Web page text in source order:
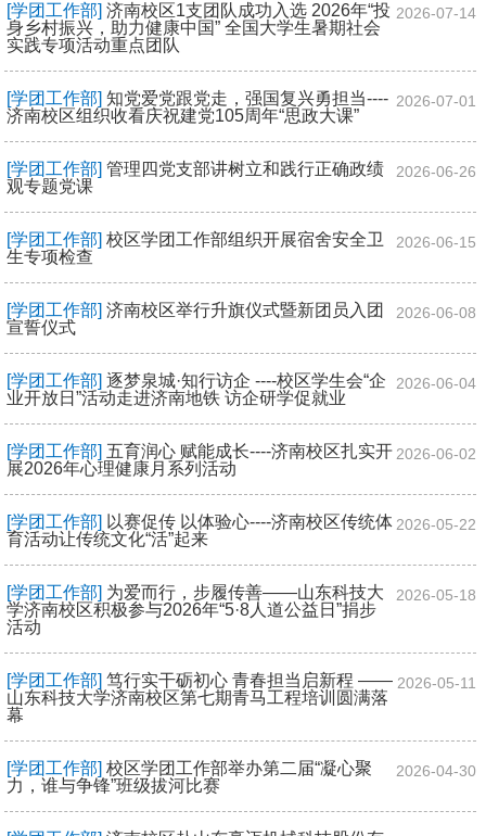
[学团工作部]济南校区1支团队成功入选 2026年“投
身乡村振兴，助力健康中国” 全国大学生暑期社会
实践专项活动重点团队
2026-07-14
[学团工作部]知党爱党跟党走，强国复兴勇担当----
济南校区组织收看庆祝建党105周年“思政大课”
2026-07-01
[学团工作部]管理四党支部讲树立和践行正确政绩
观专题党课
2026-06-26
[学团工作部]校区学团工作部组织开展宿舍安全卫
生专项检查
2026-06-15
[学团工作部]济南校区举行升旗仪式暨新团员入团
宣誓仪式
2026-06-08
[学团工作部]逐梦泉城·知行访企 ----校区学生会“企
业开放日”活动走进济南地铁 访企研学促就业
2026-06-04
[学团工作部] 五育润心 赋能成长----济南校区扎实开
展2026年心理健康月系列活动
2026-06-02
[学团工作部] 以赛促传 以体验心----济南校区传统体
育活动让传统文化“活”起来
2026-05-22
[学团工作部] 为爱而行，步履传善——山东科技大
学济南校区积极参与2026年“5·8人道公益日”捐步
活动
2026-05-18
[学团工作部]笃行实干砺初心 青春担当启新程 ——
山东科技大学济南校区第七期青马工程培训圆满落
幕
2026-05-11
[学团工作部]校区学团工作部举办第二届“凝心聚
力，谁与争锋”班级拔河比赛
2026-04-30